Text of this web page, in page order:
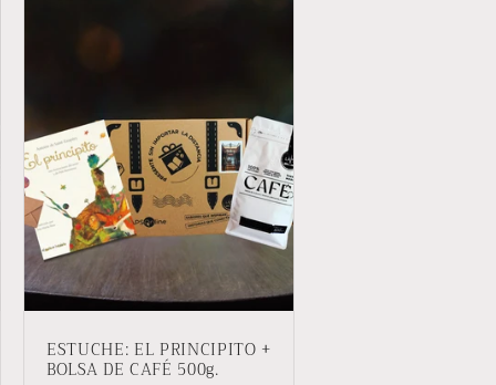
ESTUCHE: EL PRINCIPITO +
BOLSA DE CAFÉ 500g.